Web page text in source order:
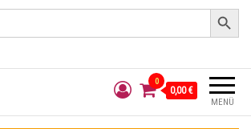
Search Button
MENÜ
0
0,00 €